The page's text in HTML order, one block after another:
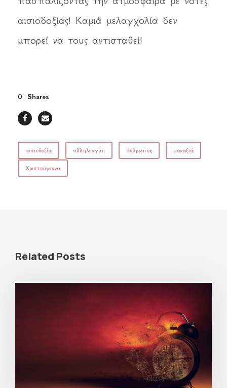
αισιοδοξίας! Καμιά μελαγχολία δεν
μπορεί να τους αντισταθεί!
0 Shares
αισιοδοξία αλληλεγγύη άνθρωπος μοναξιά
Χριστούγεννα
Related Posts